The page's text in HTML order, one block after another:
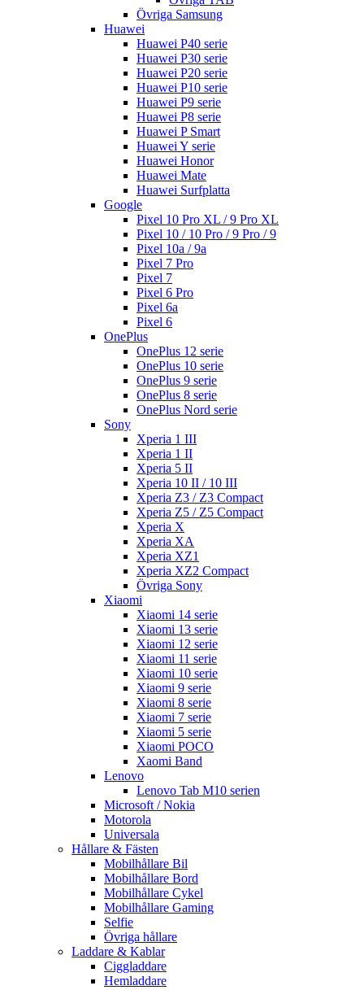
Övriga Samsung
Huawei
Huawei P40 serie
Huawei P30 serie
Huawei P20 serie
Huawei P10 serie
Huawei P9 serie
Huawei P8 serie
Huawei P Smart
Huawei Y serie
Huawei Honor
Huawei Mate
Huawei Surfplatta
Google
Pixel 10 Pro XL / 9 Pro XL
Pixel 10 / 10 Pro / 9 Pro / 9
Pixel 10a / 9a
Pixel 7 Pro
Pixel 7
Pixel 6 Pro
Pixel 6a
Pixel 6
OnePlus
OnePlus 12 serie
OnePlus 10 serie
OnePlus 9 serie
OnePlus 8 serie
OnePlus Nord serie
Sony
Xperia 1 III
Xperia 1 II
Xperia 5 II
Xperia 10 II / 10 III
Xperia Z3 / Z3 Compact
Xperia Z5 / Z5 Compact
Xperia X
Xperia XA
Xperia XZ1
Xperia XZ2 Compact
Övriga Sony
Xiaomi
Xiaomi 14 serie
Xiaomi 13 serie
Xiaomi 12 serie
Xiaomi 11 serie
Xiaomi 10 serie
Xiaomi 9 serie
Xiaomi 8 serie
Xiaomi 7 serie
Xiaomi 5 serie
Xiaomi POCO
Xaomi Band
Lenovo
Lenovo Tab M10 serien
Microsoft / Nokia
Motorola
Universala
Hållare & Fästen
Mobilhållare Bil
Mobilhållare Bord
Mobilhållare Cykel
Mobilhållare Gaming
Selfie
Övriga hållare
Laddare & Kablar
Ciggladdare
Hemladdare